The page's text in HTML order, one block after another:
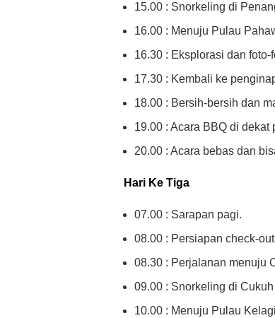
15.00 : Snorkeling di
16.00 : Menuju Pulau
16.30 : Eksplorasi dan
17.30 : Kembali ke
18.00 : Bersih-bersih dan
19.00 : Acara BBQ di dekat
20.00 : Acara bebas dan
Hari Ke Tiga
07.00 : Sarapan pagi.
08.00 : Persiapan check-
08.30 : Perjalanan menuju
09.00 : Snorkeling di
10.00 : Menuju Pulau